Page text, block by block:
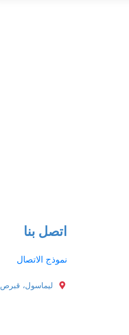
اتصل بنا
نموذج الاتصال
ليماسول، قبرص